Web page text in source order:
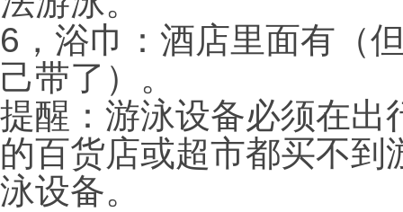
6，浴巾：酒店里面有（
己带了）。
提醒：游泳设备必须在出
的百货店或超市都买不
泳设备。